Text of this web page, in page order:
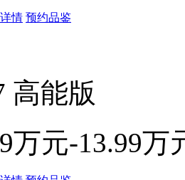
情 预约品鉴
高能版
万元-13.99万